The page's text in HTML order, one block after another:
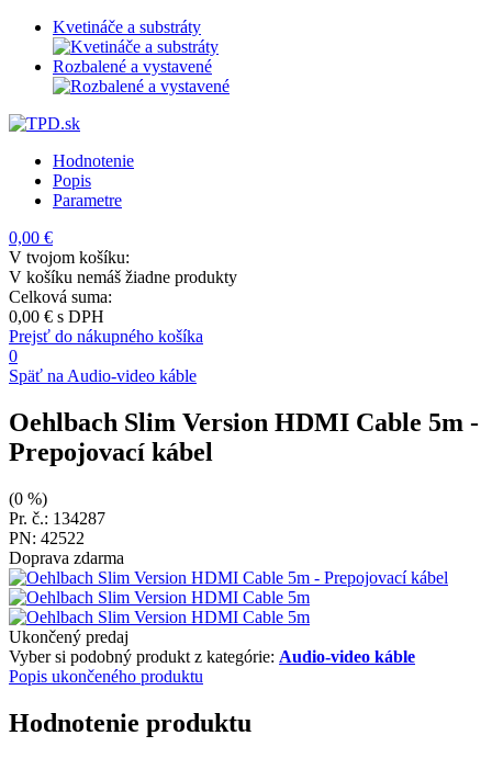
Kvetináče a substráty
Rozbalené a vystavené
Hodnotenie
Popis
Parametre
0,00 €
V tvojom košíku:
V košíku nemáš žiadne produkty
Celková suma:
0,00 € s DPH
Prejsť do nákupného košíka
0
Späť na Audio-video káble
Oehlbach Slim Version HDMI Cable 5m -
Prepojovací kábel
(0 %)
Pr. č.: 134287
PN: 42522
Doprava zdarma
Ukončený predaj
Vyber si podobný produkt z kategórie: Audio-video káble
Popis ukončeného produktu
Hodnotenie produktu